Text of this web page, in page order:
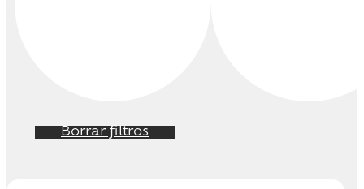
Borrar filtros